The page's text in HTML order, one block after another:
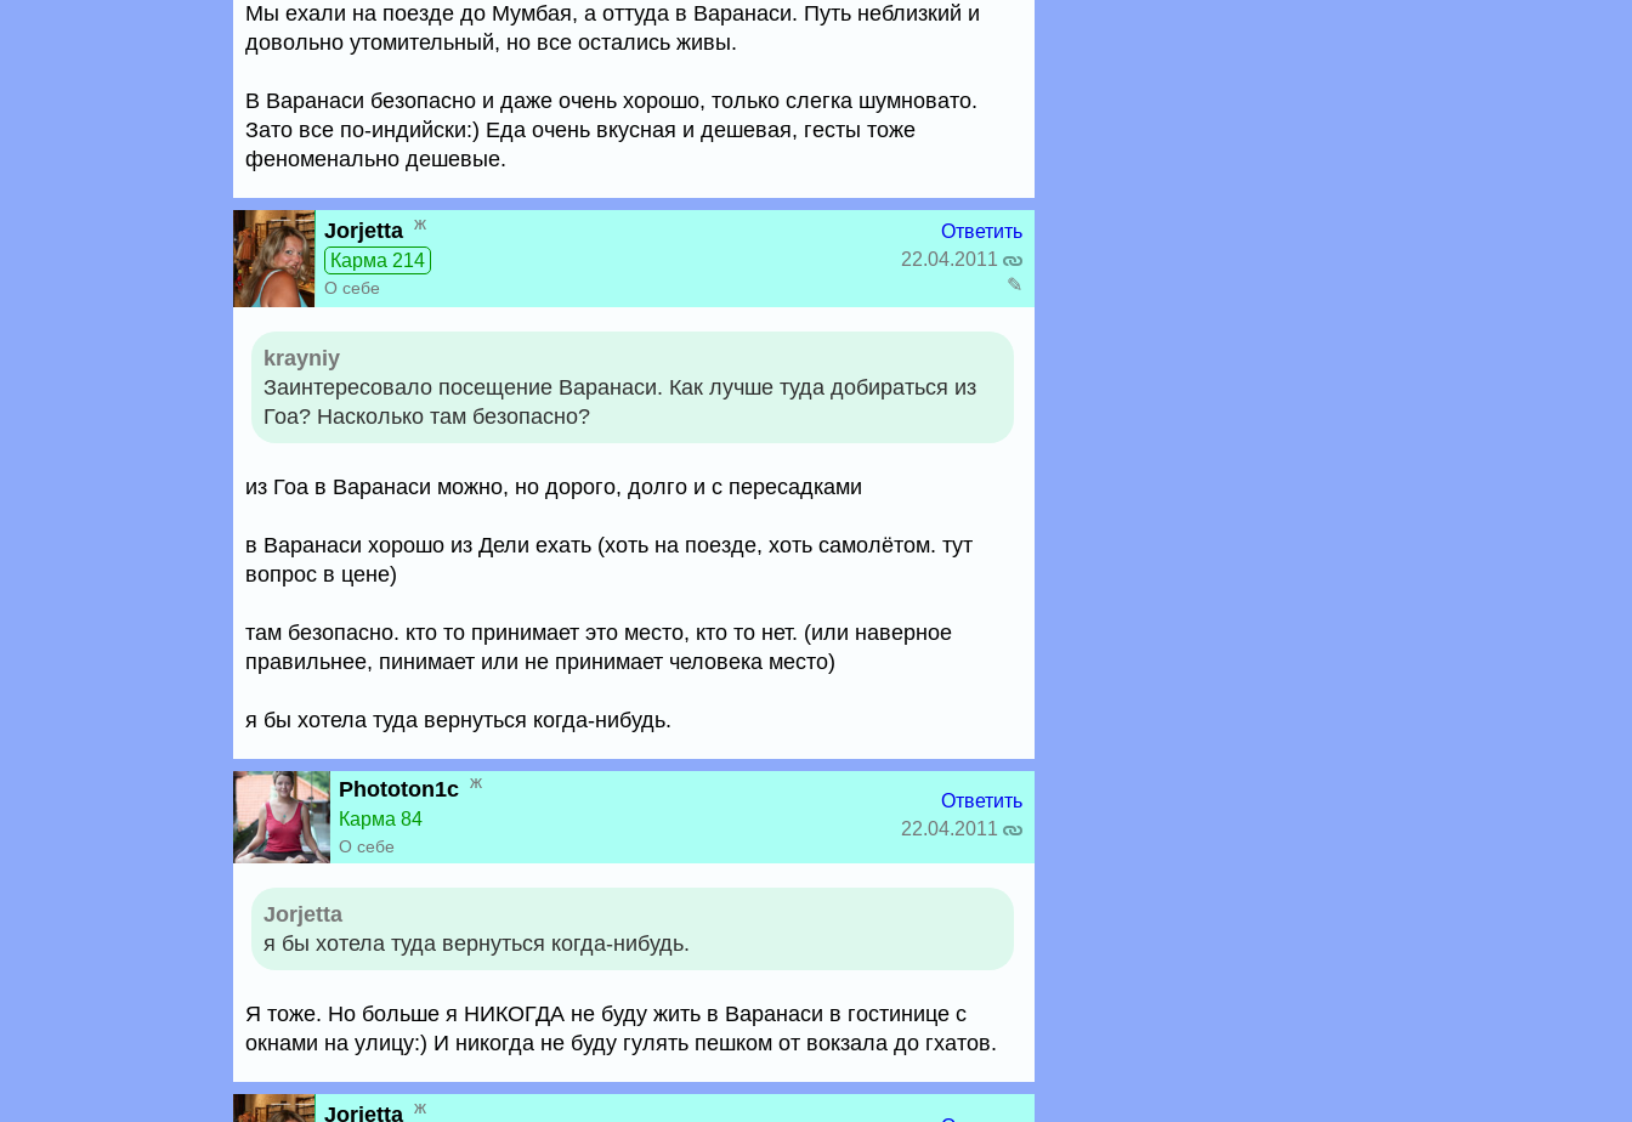
Мы ехали на поезде до Мумбая, а оттуда в Варанаси. Путь неблизкий и
довольно утомительный, но все остались живы.
В Варанаси безопасно и даже очень хорошо, только слегка шумновато.
Зато все по-индийски:) Еда очень вкусная и дешевая, гесты тоже
феноменально дешевые.
Jorjetta ж
Карма 214
О себе
Ответить
22.04.2011
✎
krayniy
Заинтересовало посещение Варанаси. Как лучше туда добираться из
Гоа? Насколько там безопасно?
из Гоа в Варанаси можно, но дорого, долго и с пересадками
в Варанаси хорошо из Дели ехать (хоть на поезде, хоть самолётом. тут
вопрос в цене)
там безопасно. кто то принимает это место, кто то нет. (или наверное
правильнее, пинимает или не принимает человека место)
я бы хотела туда вернуться когда-нибудь.
Phototon1c ж
Карма 84
О себе
Ответить
22.04.2011
Jorjetta
я бы хотела туда вернуться когда-нибудь.
Я тоже. Но больше я НИКОГДА не буду жить в Варанаси в гостинице с
окнами на улицу:) И никогда не буду гулять пешком от вокзала до гхатов.
Jorjetta ж